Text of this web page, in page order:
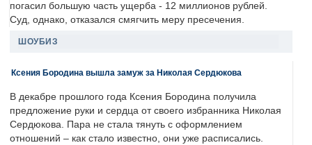
погасил большую часть ущерба - 12 миллионов рублей.
Суд, однако, отказался смягчить меру пресечения.
ШОУБИЗ
Ксения Бородина вышла замуж за Николая Сердюкова
В декабре прошлого года Ксения Бородина получила
предложение руки и сердца от своего избранника Николая
Сердюкова. Пара не стала тянуть с оформлением
отношений – как стало известно, они уже расписались.